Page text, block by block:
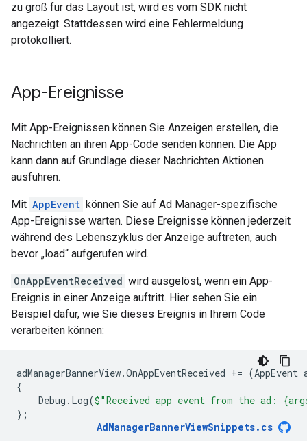
zu groß für das Layout ist, wird es vom SDK nicht
angezeigt. Stattdessen wird eine Fehlermeldung
protokolliert.
App-Ereignisse
Mit App-Ereignissen können Sie Anzeigen erstellen, die
Nachrichten an ihren App-Code senden können. Die App
kann dann auf Grundlage dieser Nachrichten Aktionen
ausführen.
Mit AppEvent können Sie auf Ad Manager-spezifische
App-Ereignisse warten. Diese Ereignisse können jederzeit
während des Lebenszyklus der Anzeige auftreten, auch
bevor „load“ aufgerufen wird.
OnAppEventReceived wird ausgelöst, wenn ein App-
Ereignis in einer Anzeige auftritt. Hier sehen Sie ein
Beispiel dafür, wie Sie dieses Ereignis in Ihrem Code
verarbeiten können:
adManagerBannerView.OnAppEventReceived += (AppEvent
{
Debug . Log($"Received app event from the ad:
};
AdManagerBannerViewSnippets. cs